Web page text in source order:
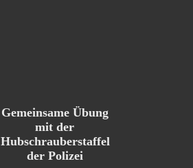
Gemeinsame Übung
mit der
Hubschrauberstaffel
der Polizei